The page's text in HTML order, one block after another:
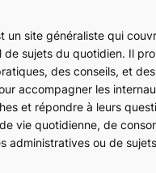
un site généraliste qui
de sujets du quotidien. Il
des conseils, et des
accompagner les
et répondre à leurs
de vie quotidienne, de
administratives ou de sujets